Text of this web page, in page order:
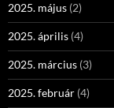
2025. május (2)
2025. április (4)
2025. március (3)
2025. február (4)